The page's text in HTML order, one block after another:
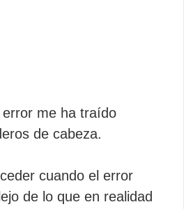
me ha traído
de cabeza.
cuando el error
de lo que en realidad